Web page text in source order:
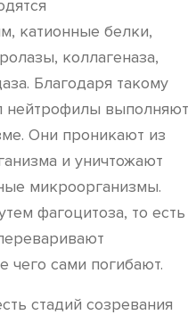
катионные белки,
коллагеназа,
Благодаря такому
нейтрофилы выполняют
Они проникают из
и уничтожают
микроорганизмы.
фагоцитоза, то есть
чего сами погибают.
стадий созревания